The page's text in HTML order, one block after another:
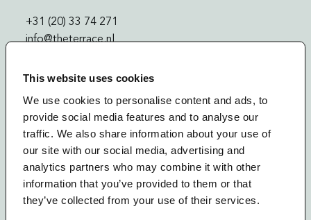
This website uses cookies
We use cookies to personalise content and ads, to
provide social media features and to analyse our
traffic. We also share information about your use of
our site with our social media, advertising and
analytics partners who may combine it with other
information that you’ve provided to them or that
they’ve collected from your use of their services.
+31 (20) 33 74 271
info@theterrace.nl
Meld je aan!
Voor onze nieuwsbrief
Volg ons op LinkedIn